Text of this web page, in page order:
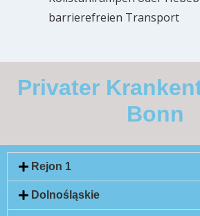
barrierefreien Transport
Privater
Bonn
Rejon 1
Dolnośląskie